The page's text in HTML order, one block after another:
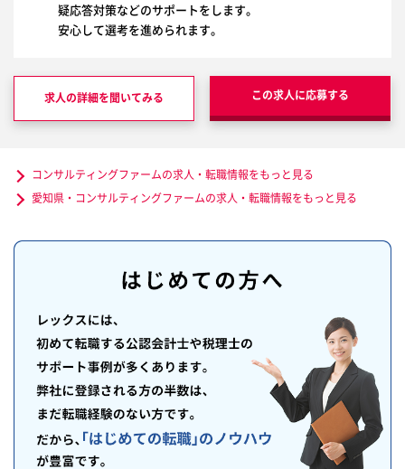
疑応答対策などのサポートをします。
安心して選考を進められます。
求人の詳細を聞いてみる この求人に応募する
コンサルティングファームの求人・転職情報をもっと見る
愛知県・コンサルティングファームの求人・転職情報をもっと見る